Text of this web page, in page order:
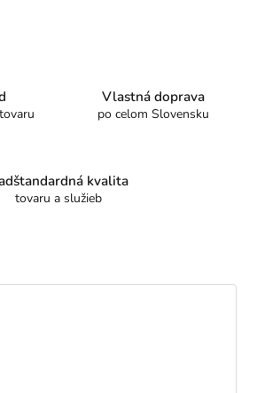
Vlastná doprava
po celom Slovensku
kvalita
tovaru a služieb